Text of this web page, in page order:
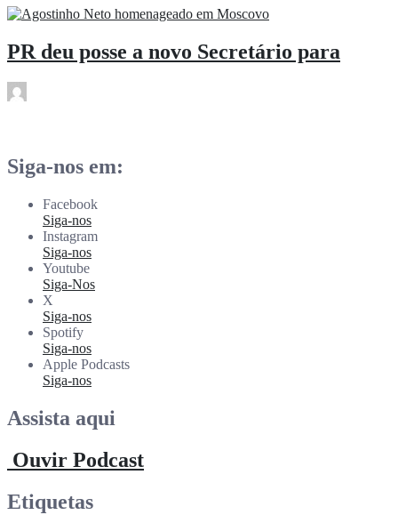
PR deu posse a novo Secretário para
Siga-nos em:
Facebook
Siga-nos
Instagram
Siga-nos
Youtube
Siga-Nos
X
Siga-nos
Spotify
Siga-nos
Apple Podcasts
Siga-nos
Assista aqui
Ouvir Podcast
Etiquetas